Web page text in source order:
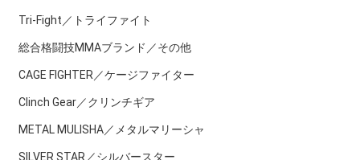
Tri-Fight／トライファイト
総合格闘技MMAブランド／その他
CAGE FIGHTER／ケージファイター
Clinch Gear／クリンチギア
METAL MULISHA／メタルマリーシャ
SILVER STAR／シルバースター